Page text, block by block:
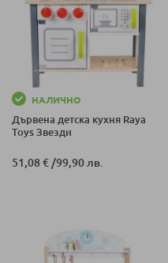
НАЛИЧНО
Дървена детска кухня Raya
Toys Звезди
51,08 € /99,90 лв.